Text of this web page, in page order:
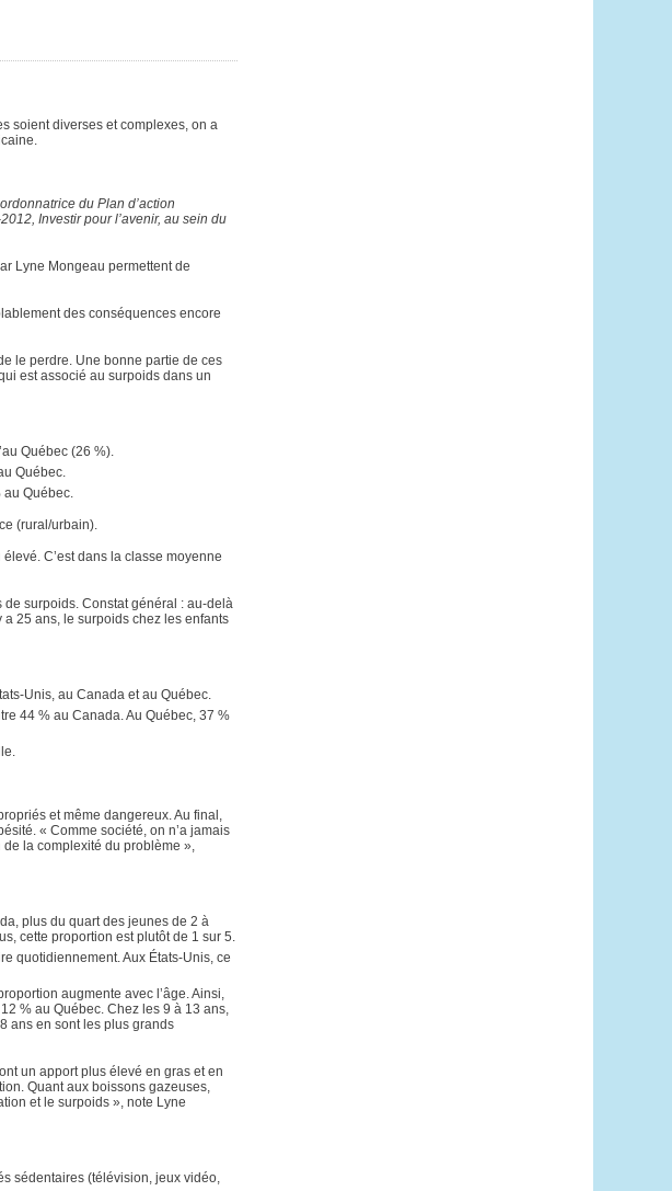
soient diverses et complexes, on a
du Plan d’action
Investir pour l’avenir, au sein du
Lyne Mongeau permettent de
des conséquences encore
le perdre. Une bonne partie de ces
est associé au surpoids dans un
Québec (26 %).
Québec.
au Québec.
(rural/urbain).
C’est dans la classe moyenne
surpoids. Constat général : au-delà
25 ans, le surpoids chez les enfants
Unis, au Canada et au Québec.
44 % au Canada. Au Québec, 37 %
et même dangereux. Au final,
« Comme société, on n’a jamais
de la complexité du problème »,
plus du quart des jeunes de 2 à
cette proportion est plutôt de 1 sur 5.
quotidiennement. Aux États-Unis, ce
augmente avec l’âge. Ainsi,
% au Québec. Chez les 9 à 13 ans,
ans en sont les plus grands
un apport plus élevé en gras et en
Quant aux boissons gazeuses,
et le surpoids », note Lyne
sédentaires (télévision, jeux vidéo,